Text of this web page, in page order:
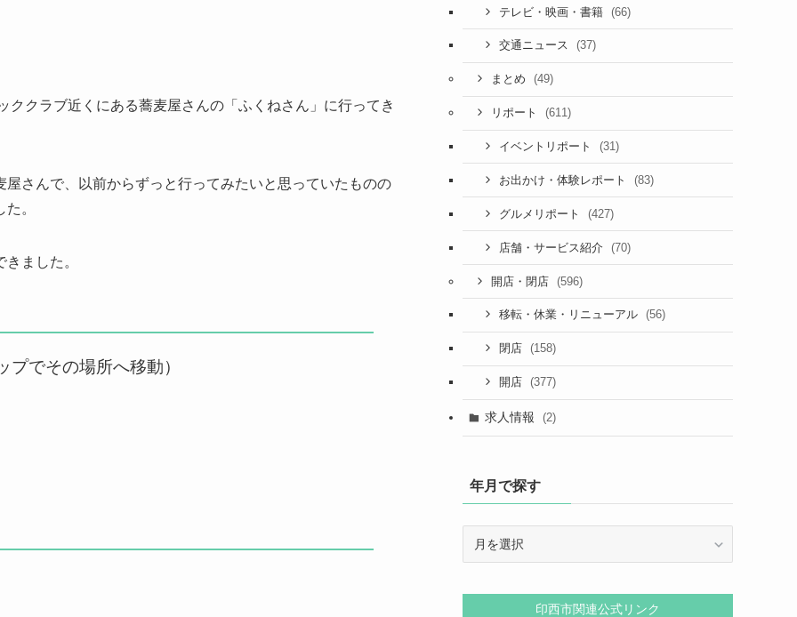
クラブ近くにある蕎麦屋さんの「ふくねさん」に行ってき
さんで、以前からずっと行ってみたいと思っていたものの
。
ました。
プでその場所へ移動）
テレビ・映画・書籍 (66)
交通ニュース (37)
まとめ (49)
リポート (611)
イベントリポート (31)
お出かけ・体験レポート (83)
グルメリポート (427)
店舗・サービス紹介 (70)
開店・閉店 (596)
移転・休業・リニューアル (56)
閉店 (158)
開店 (377)
求人情報 (2)
年月で探す
探
印西市関連公式リンク